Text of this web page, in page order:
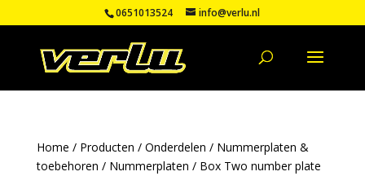
0651013524 info@verlu.nl
Home / Producten / Onderdelen / Nummerplaten &
toebehoren / Nummerplaten / Box Two number plate